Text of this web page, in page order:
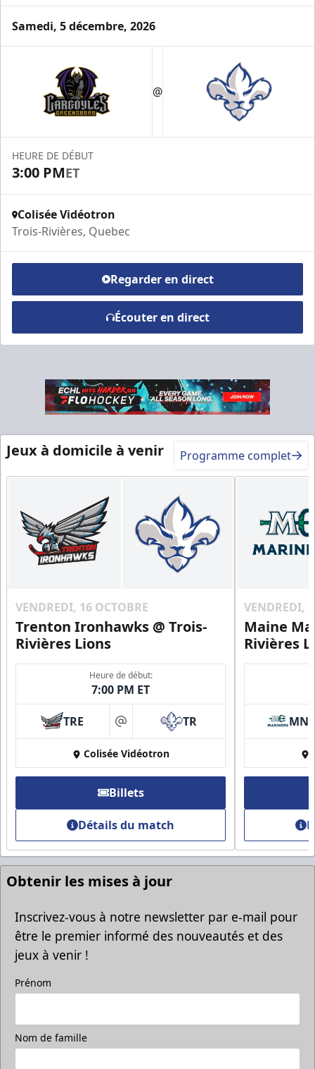
Loge VIP
Espace Prestige Info
Appel (819) 519-1634 poste 200
Table VIP
Espace Prestige Info
Appel (819) 519-1634
Groupes Rabais
Plus d'amis, plus d'économies
Appel (819) 519-1634
Contacter la vente de billets
accompagné de vos amis
Prends une photo sur la glace avec tes amis
Samedi, 5 décembre, 2026
@
HEURE DE DÉBUT
3:00 PMET
Colisée Vidéotron
Trois-Rivières, Quebec
Regarder en direct
Écouter en direct
Jeux à domicile à venir Programme complet
VENDREDI, 16 OCTOBRE
Trenton Ironhawks @ Trois-
Rivières Lions
Heure de début:
7:00 PM ET
TRE at TR
Colisée Vidéotron
Billets
Détails du match
VENDREDI,
Maine
Rivières
MNE
Obtenir les mises à jour
Inscrivez-vous à notre newsletter par e-mail pour
être le premier informé des nouveautés et des
jeux à venir !
Prénom
Nom de famille